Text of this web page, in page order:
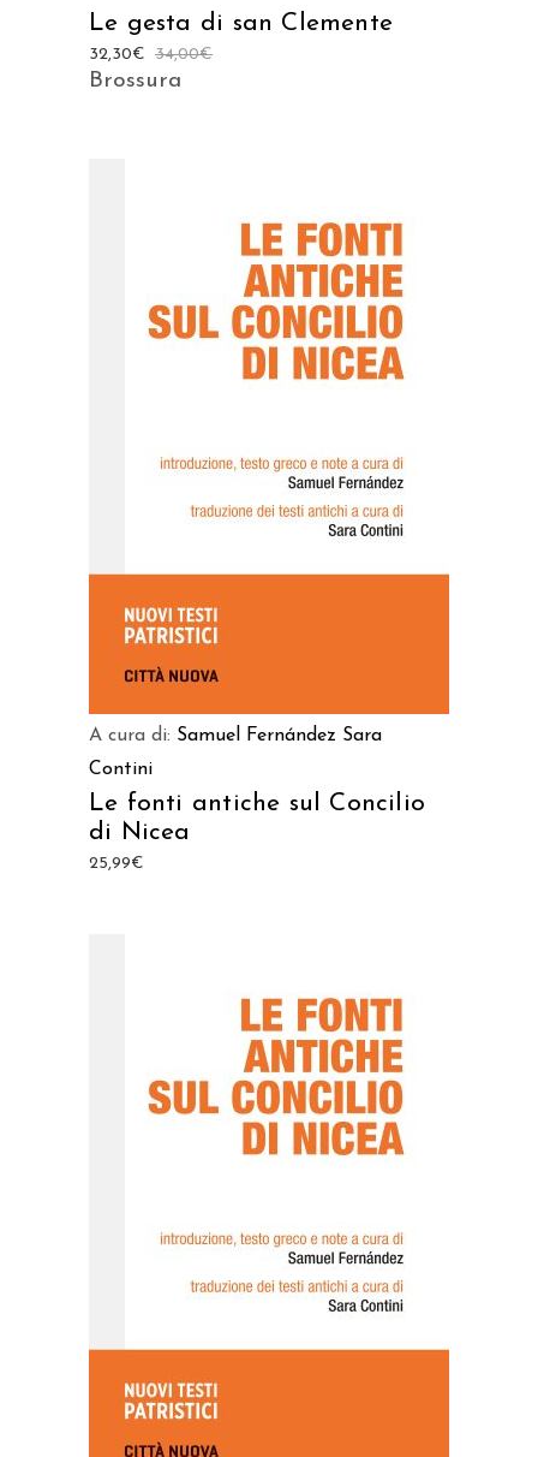
Le gesta di san Clemente
34,00€
32,30€
Brossura
A cura di: Samuel Fernández Sara
Contini
Le fonti antiche sul Concilio
di Nicea
25,99€